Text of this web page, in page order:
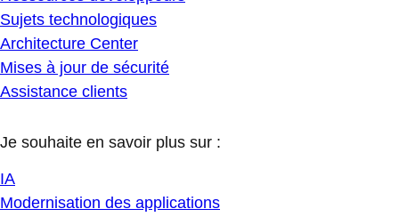
Sujets technologiques
Architecture Center
Mises à jour de sécurité
Assistance clients
Je souhaite en savoir plus sur :
IA
Modernisation des applications